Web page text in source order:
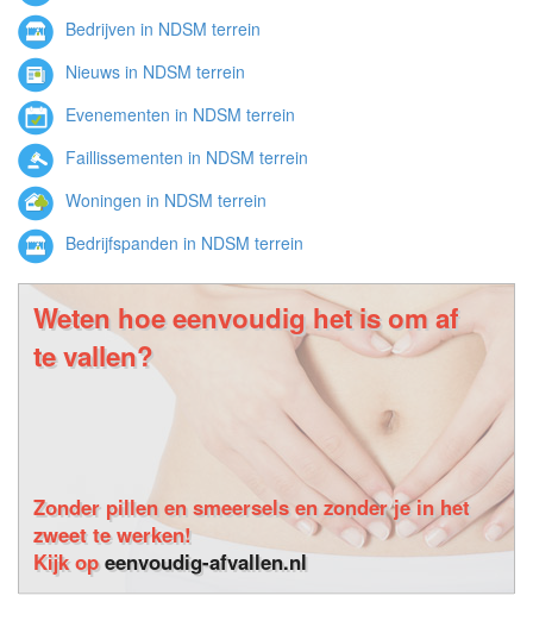
Bedrijven in NDSM terrein
Nieuws in NDSM terrein
Evenementen in NDSM terrein
Faillissementen in NDSM terrein
Woningen in NDSM terrein
Bedrijfspanden in NDSM terrein
Weten hoe eenvoudig het is om af
te vallen?
Zonder pillen en smeersels en zonder je in het
zweet te werken!
Kijk opeenvoudig-afvallen.nl